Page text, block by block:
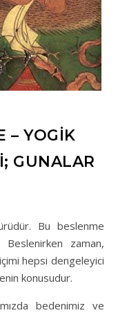
– YOGIK
GUNALAR
Bu beslenme
zaman,
hepsi dengeleyici
konusudur.
bedenimiz ve